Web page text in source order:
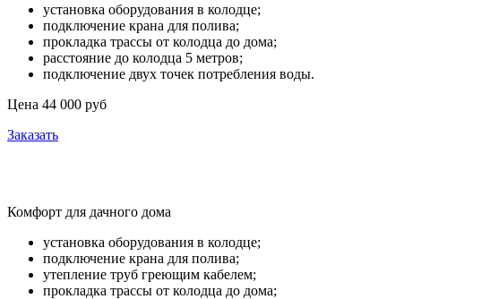
установка оборудования в колодце;
подключение крана для полива;
прокладка трассы от колодца до дома;
расстояние до колодца 5 метров;
подключение двух точек потребления воды.
Цена 44 000 руб
Заказать
Комфорт для дачного дома
установка оборудования в колодце;
подключение крана для полива;
утепление труб греющим кабелем;
прокладка трассы от колодца до дома;